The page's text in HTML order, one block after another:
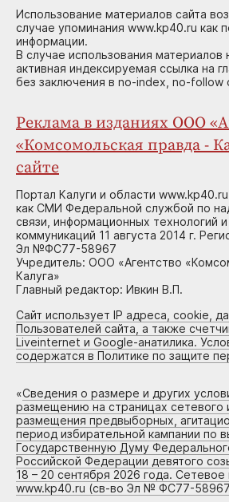
Использование материалов сайта
случае упоминания www.kp40.ru как
информации.
В случае использования материалов
активная индексируемая ссылка на
без заключения в no-index, no-follow
Реклама в изданиях ООО
«Комсомольская правда -
сайте
Портал Калуги и области
как СМИ Федеральной службой по
связи, информационных технологий
коммуникаций 11 августа 2014 г.
Эл №ФС77-58967
Учредитель: ООО «Агентство
Калуга»
Главный редактор: Ивкин В.П.
Сайт использует IP адреса, cookie,
Пользователей сайта, а также
Liveinternet и Google-анатилика.
содержатся в Политике по защите
«Сведения о размере и других
размещению на страницах сетевого
размещения предвыборных,
период избирательной кампании по
Государственную Думу
Российской Федерации девятого
18 – 20 сентября 2026 года. Сетевое
www.kp40.ru (св-во Эл № ФС77-58967